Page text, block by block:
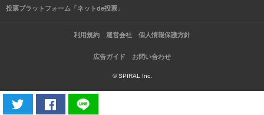
投票プラットフォーム「ネットde投票」
利用規約 運営会社 個人情報保護方針
広告ガイド お問い合わせ
© SPIRAL Inc.